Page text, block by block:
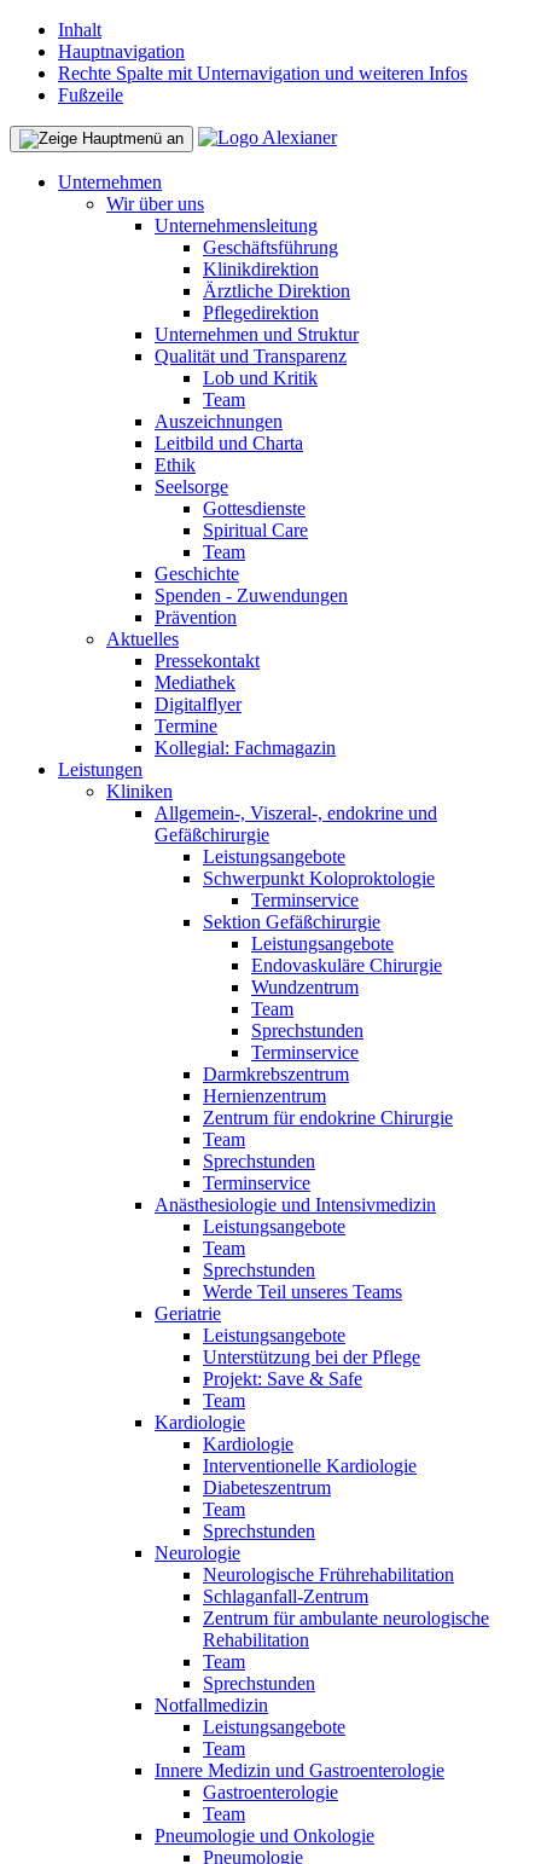
Inhalt
Hauptnavigation
Rechte Spalte mit Unternavigation und weiteren Infos
Fußzeile
Unternehmen
Wir über uns
Unternehmensleitung
Geschäftsführung
Klinikdirektion
Ärztliche Direktion
Pflegedirektion
Unternehmen und Struktur
Qualität und Transparenz
Lob und Kritik
Team
Auszeichnungen
Leitbild und Charta
Ethik
Seelsorge
Gottesdienste
Spiritual Care
Team
Geschichte
Spenden - Zuwendungen
Prävention
Aktuelles
Pressekontakt
Mediathek
Digitalflyer
Termine
Kollegial: Fachmagazin
Leistungen
Kliniken
Allgemein-, Viszeral-, endokrine und
Gefäßchirurgie
Leistungsangebote
Schwerpunkt Koloproktologie
Terminservice
Sektion Gefäßchirurgie
Leistungsangebote
Endovaskuläre Chirurgie
Wundzentrum
Team
Sprechstunden
Terminservice
Darmkrebszentrum
Hernienzentrum
Zentrum für endokrine Chirurgie
Team
Sprechstunden
Terminservice
Anästhesiologie und Intensivmedizin
Leistungsangebote
Team
Sprechstunden
Werde Teil unseres Teams
Geriatrie
Leistungsangebote
Unterstützung bei der Pflege
Projekt: Save & Safe
Team
Kardiologie
Kardiologie
Interventionelle Kardiologie
Diabeteszentrum
Team
Sprechstunden
Neurologie
Neurologische Frührehabilitation
Schlaganfall-Zentrum
Zentrum für ambulante neurologische
Rehabilitation
Team
Sprechstunden
Notfallmedizin
Leistungsangebote
Team
Innere Medizin und Gastroenterologie
Gastroenterologie
Team
Pneumologie und Onkologie
Pneumologie